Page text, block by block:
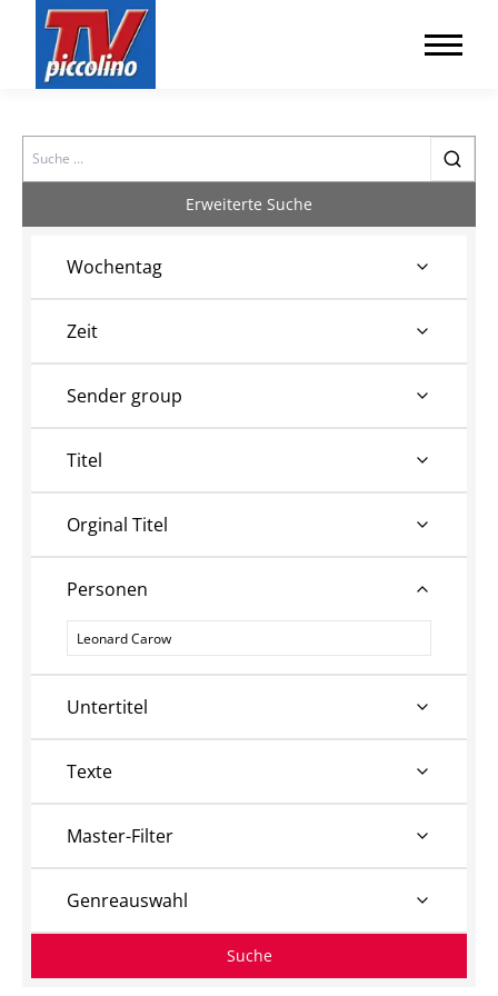
Search
Erweiterte Suche
Wochentag
Zeit
Sender group
Titel
Orginal Titel
Personen
Personen
Untertitel
Texte
Master-Filter
Genreauswahl
Suche